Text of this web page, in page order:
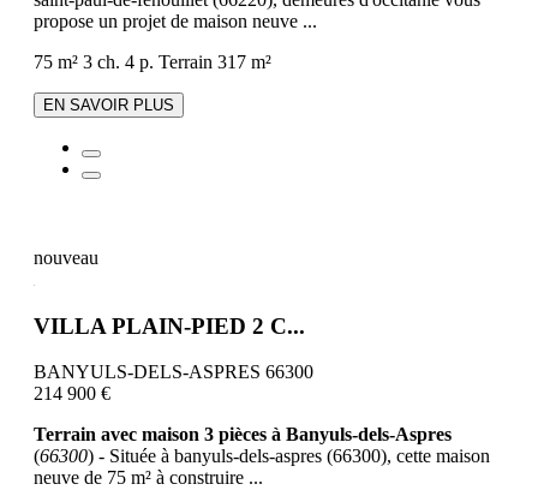
propose un projet de maison neuve ...
75 m² 3 ch. 4 p. Terrain 317 m²
EN SAVOIR PLUS
nouveau
VILLA PLAIN-PIED 2 C...
BANYULS-DELS-ASPRES 66300
214 900 €
Terrain avec maison 3 pièces à Banyuls-dels-Aspres
(66300) - Située à banyuls-dels-aspres (66300), cette maison
neuve de 75 m² à construire ...